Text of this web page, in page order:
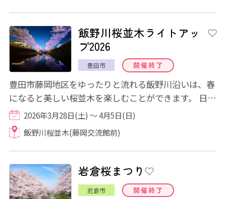
飯野川桜並木ライトアッ
プ2026
豊田市 開催終了
豊田市藤岡地区をゆったりと流れる飯野川沿いは、春
になると美しい桜並木を楽しむことができます。 日中
は春の陽ざしの中で咲き誇る自然な美しさ...
2026年3月28日(土) ～ 4月5日(日)
飯野川桜並木(藤岡交流館前)
岩倉桜まつり
岩倉市 開催終了